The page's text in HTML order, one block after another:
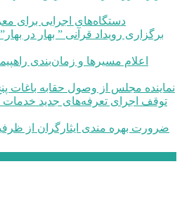
دستگاه‌های اجرایی برای
نماینده مجلس از وصول حقابه باغات
ضرورت بهره مندی ایثارگران از